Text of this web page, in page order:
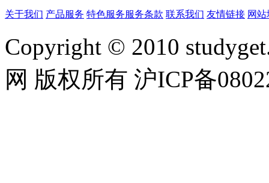
关于我们 产品服务 特色服务服务条款 联系我们 友情链接 网
Copyright © 2010
网 版权所有 沪ICP备